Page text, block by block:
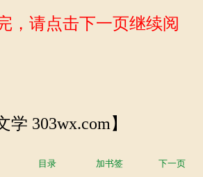
，请点击下一页继续阅
学 303wx.com】
目录 加书签 下一页